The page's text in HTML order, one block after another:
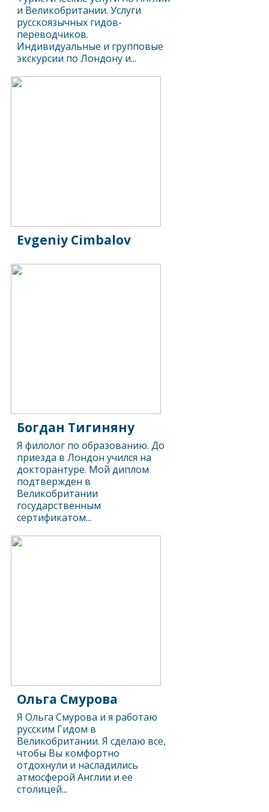
и Великобритании. Услуги
русскоязычных гидов-
переводчиков.
Индивидуальные и групповые
экскурсии по Лондону и...
Evgeniy Cimbalov
Богдан Тигиняну
Я филолог по образованию. До
приезда в Лондон учился на
докторантуре. Мой диплом
подтвержден в
Великобритании
государственным
сертификатом...
Ольга Смурова
Я Ольга Смурова и я работаю
русским Гидом в
Великобритании. Я сделаю все,
чтобы Вы комфортно
отдохнули и насладились
атмосферой Англии и ее
столицей...